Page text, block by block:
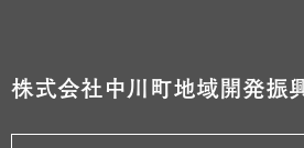
株式会社中川町地域開発振